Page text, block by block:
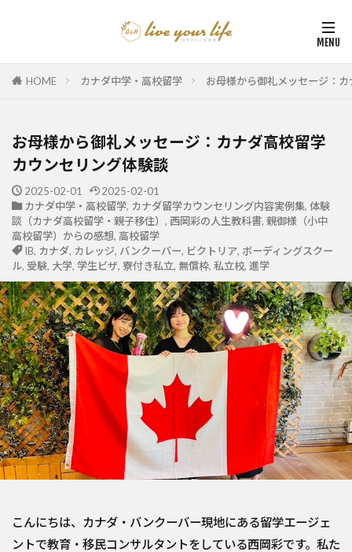
HOME カナダ中学・高校留学 お母様から御礼メッセージ：
お母様から御礼メッセージ：カナダ高校留学
カウンセリング体験談
2025-02-01
2025-02-01
カナダ中学・高校留学, カナダ留学カウンセリング内容実例集, 体験
談（カナダ高校留学・親子移住） , 西岡彩の人生教科書, 親御様（小中
高校留学）からの感想, 高校留学
IB, カナダ, カレッジ, バンクーバー, ビクトリア, ボーディングスクー
ル, 受験, 大学, 学生ビザ, 寮付き私立, 無償枠, 私立校, 進学
こんにちは、カナダ・バンクーバー現地にある留学エージェ
ントで教育・移民コンサルタントをしている西岡彩です。私た